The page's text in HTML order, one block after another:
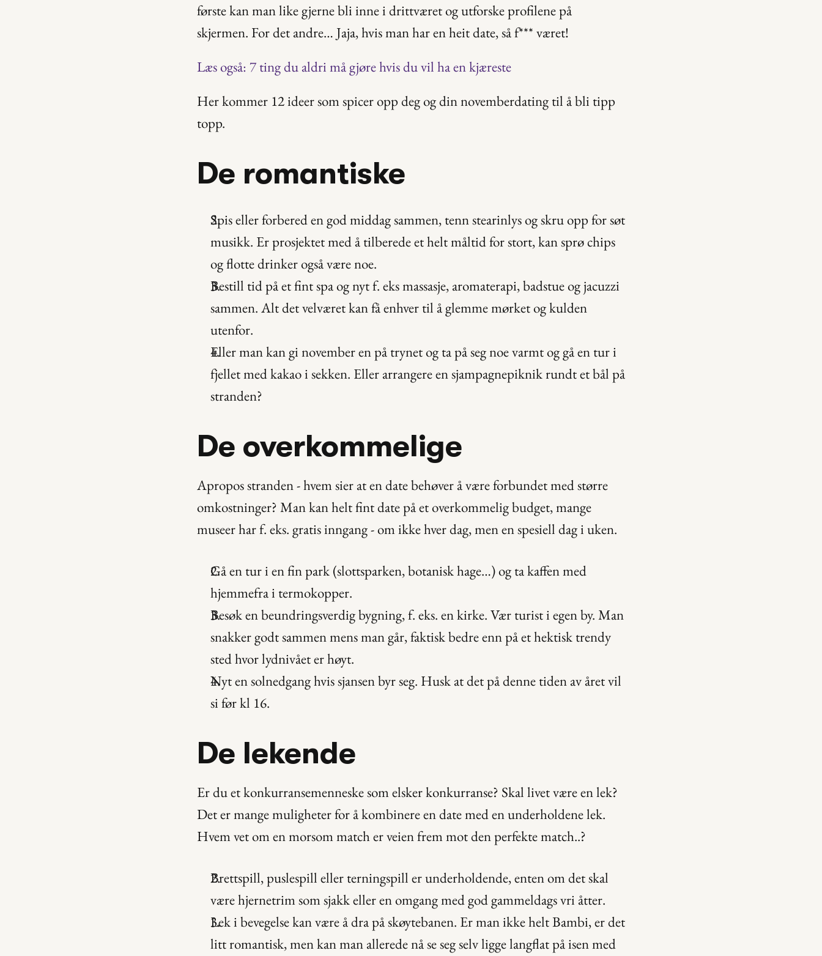
første kan man like gjerne bli inne i drittværet og utforske profilene på
skjermen. For det andre… Jaja, hvis man har en heit date, så f*** været!
Læs også: 7 ting du aldri må gjøre hvis du vil ha en kjæreste
Her kommer 12 ideer som spicer opp deg og din novemberdating til å bli tipp
topp.
De romantiske
Spis eller forbered en god middag sammen, tenn stearinlys og skru opp for søt
musikk. Er prosjektet med å tilberede et helt måltid for stort, kan sprø chips
og flotte drinker også være noe.
Bestill tid på et fint spa og nyt f. eks massasje, aromaterapi, badstue og jacuzzi
sammen. Alt det velværet kan få enhver til å glemme mørket og kulden
utenfor.
Eller man kan gi november en på trynet og ta på seg noe varmt og gå en tur i
fjellet med kakao i sekken. Eller arrangere en sjampagnepiknik rundt et bål på
stranden?
De overkommelige
Apropos stranden - hvem sier at en date behøver å være forbundet med større
omkostninger? Man kan helt fint date på et overkommelig budget, mange
museer har f. eks. gratis inngang - om ikke hver dag, men en spesiell dag i uken.
Gå en tur i en fin park (slottsparken, botanisk hage…) og ta kaffen med
hjemmefra i termokopper.
Besøk en beundringsverdig bygning, f. eks. en kirke. Vær turist i egen by. Man
snakker godt sammen mens man går, faktisk bedre enn på et hektisk trendy
sted hvor lydnivået er høyt.
Nyt en solnedgang hvis sjansen byr seg. Husk at det på denne tiden av året vil
si før kl 16.
De lekende
Er du et konkurransemenneske som elsker konkurranse? Skal livet være en lek?
Det er mange muligheter for å kombinere en date med en underholdene lek.
Hvem vet om en morsom match er veien frem mot den perfekte match..?
Brettspill, puslespill eller terningspill er underholdende, enten om det skal
være hjernetrim som sjakk eller en omgang med god gammeldags vri åtter.
Lek i bevegelse kan være å dra på skøytebanen. Er man ikke helt Bambi, er det
litt romantisk, men kan man allerede nå se seg selv ligge langflat på isen med